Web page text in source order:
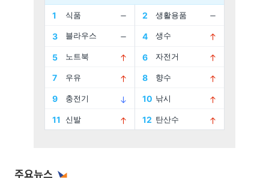
주요뉴스